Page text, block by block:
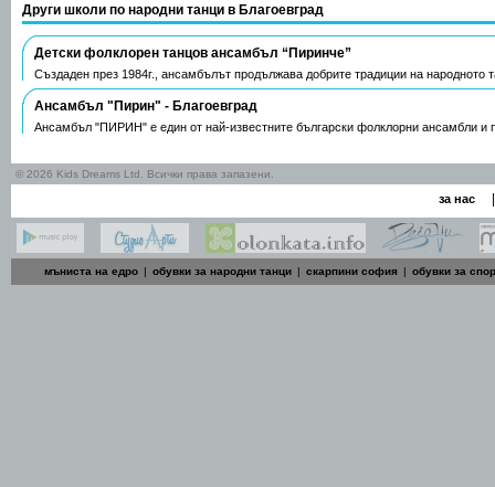
Други школи по народни танци в Благоевград
Детски фолклорен танцов ансамбъл “Пиринче”
Създаден през 1984г., ансамбълът продължава добрите традиции на народното
Ансамбъл "Пирин" - Благоевград
Ансамбъл "ПИРИН" е един от най-известните български фолклорни ансамбли и
© 2026 Kids Dreams Ltd. Всички права запазени.
за нас
мъниста на едро | обувки за народни танци | скарпини софия | обувки за